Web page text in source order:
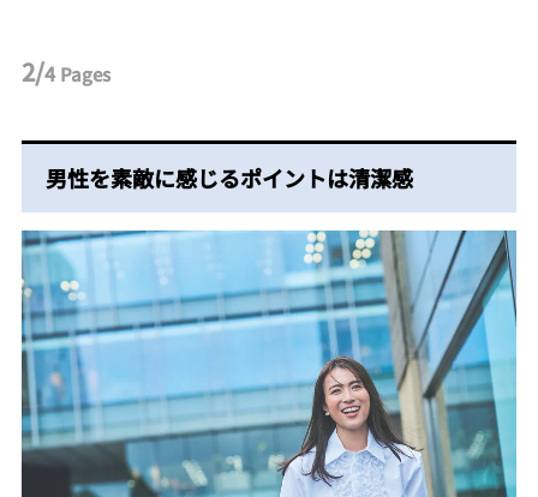
2/4Pages
男性を素敵に感じるポイントは清潔感